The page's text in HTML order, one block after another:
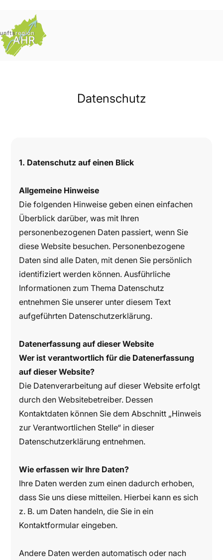
Datenschutz
1. Datenschutz auf einen Blick
Allgemeine Hinweise
Die folgenden Hinweise geben einen einfachen
Überblick darüber, was mit Ihren
personenbezogenen Daten passiert, wenn Sie
diese Website besuchen. Personenbezogene
Daten sind alle Daten, mit denen Sie persönlich
identifiziert werden können. Ausführliche
Informationen zum Thema Datenschutz
entnehmen Sie unserer unter diesem Text
aufgeführten Datenschutzerklärung.
Datenerfassung auf dieser Website
Wer ist verantwortlich für die Datenerfassung
auf dieser Website?
Die Datenverarbeitung auf dieser Website erfolgt
durch den Websitebetreiber. Dessen
Kontaktdaten können Sie dem Abschnitt „Hinweis
zur Verantwortlichen Stelle“ in dieser
Datenschutzerklärung entnehmen.
Wie erfassen wir Ihre Daten?
Ihre Daten werden zum einen dadurch erhoben,
dass Sie uns diese mitteilen. Hierbei kann es sich
z. B. um Daten handeln, die Sie in ein
Kontaktformular eingeben.
Andere Daten werden automatisch oder nach